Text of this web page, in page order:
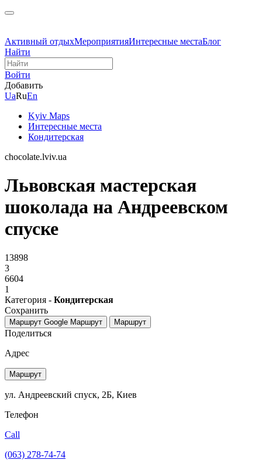
Активный отдыхМероприятияИнтересные местаБлог
Найти
Войти
Добавить
UaRuEn
Kyiv Maps
Интересные места
Кондитерская
chocolate.lviv.ua
Львовская мастерская
шоколада на Андреевском
спуске
13898
3
6604
1
Категория - Кондитерская
Сохранить
Маршрут Google Маршрут Маршрут
Поделиться
Адрес
Маршрут
ул. Андреевский спуск, 2Б, Киев
Телефон
Call
(063) 278-74-74